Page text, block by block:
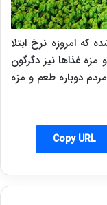
که امروزه نرخ ابتلا
غذاها نیز دگرگون
دوباره طعم و مزه
Copy URL